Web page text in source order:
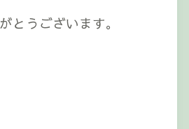
うございます。